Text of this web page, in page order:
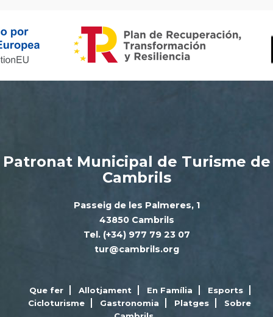
Patronat Municipal de Turisme de
Cambrils
Passeig de les Palmeres, 1
43850 Cambrils
Tel. (+34) 977 79 23 07
tur@cambrils.org
Que fer Allotjament En Família
Esports
Cicloturisme
Gastronomia Platges
Sobre